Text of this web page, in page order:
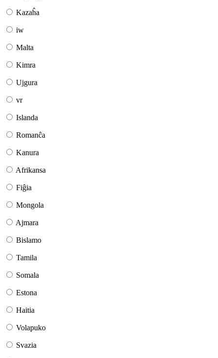
Kazaĥa
iw
Malta
Kimra
Ujgura
vr
Islanda
Romanĉa
Kanura
Afrikansa
Fiĝia
Mongola
Ajmara
Bislamo
Tamila
Somala
Estona
Haitia
Volapuko
Svazia